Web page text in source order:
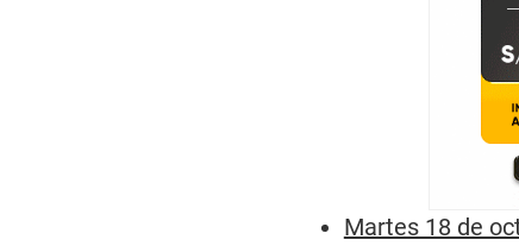
Martes 18 de